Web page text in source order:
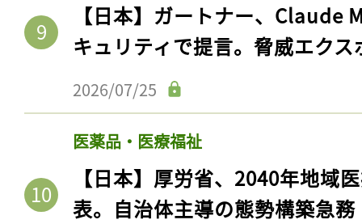
【日本】ガートナー、Claude
キュリティで提言。脅威エク
2026/07/25
医薬品・医療福祉
【日本】厚労省、2040年地域
表。自治体主導の態勢構築急務